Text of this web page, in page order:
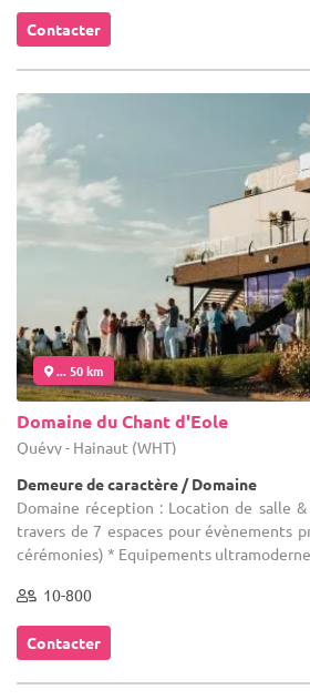
Contacter
... 50 km
Domaine du Chant d'Eole
Quévy - Hainaut (WHT)
Demeure de caractère / Domaine
Domaine réception : Location de salle
travers de 7 espaces pour évènements
cérémonies) * Equipements
10-800
Contacter